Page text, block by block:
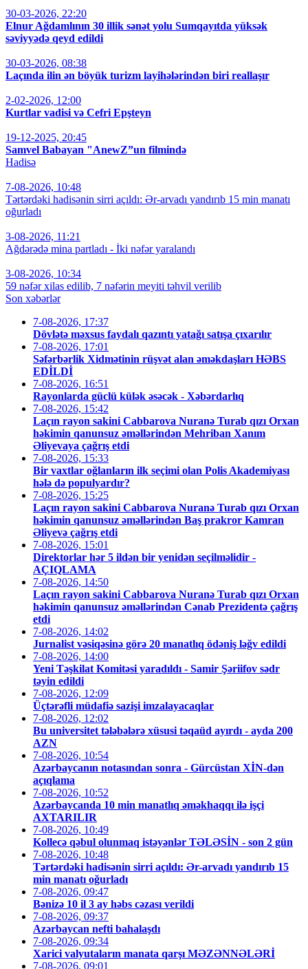
30-03-2026, 22:20
Elnur Ağdamlının 30 illik sənət yolu Sumqayıtda yüksək
səviyyədə qeyd edildi
30-03-2026, 08:38
Laçında ilin ən böyük turizm layihələrindən biri reallaşır
2-02-2026, 12:00
Kurtlar vadisi və Cefri Epşteyn
19-12-2025, 20:45
Samvel Babayan "AnewZ”un filmində
Hadisə
7-08-2026, 10:48
Tərtərdəki hadisənin sirri açıldı: Ər-arvadı yandırıb 15 min manatı
oğurladı
3-08-2026, 11:21
Ağdərədə mina partladı - İki nəfər yaralandı
3-08-2026, 10:34
59 nəfər xilas edilib, 7 nəfərin meyiti təhvil verilib
Son xəbərlər
7-08-2026, 17:37
Dövlətə məxsus faydalı qazıntı yatağı satışa çıxarılır
7-08-2026, 17:01
Səfərbərlik Xidmətinin rüşvət alan əməkdaşları HƏBS
EDİLDİ
7-08-2026, 16:51
Rayonlarda güclü külək əsəcək - Xəbərdarlıq
7-08-2026, 15:42
Laçın rayon sakini Cabbarova Nuranə Turab qızı Orxan
həkimin qanunsuz əməllərindən Mehriban Xanım
Əliyevaya çağrış etdi
7-08-2026, 15:33
Bir vaxtlar oğlanların ilk seçimi olan Polis Akademiyası
hələ də populyardır?
7-08-2026, 15:25
Laçın rayon sakini Cabbarova Nuranə Turab qızı Orxan
həkimin qanunsuz əməllərindən Baş prakror Kamran
Əliyevə çağrış etdi
7-08-2026, 15:01
Direktorlar hər 5 ildən bir yenidən seçilməlidir -
AÇIQLAMA
7-08-2026, 14:50
Laçın rayon sakini Cabbarova Nuranə Turab qızı Orxan
həkimin qanunsuz əməllərindən Cənab Prezidentə çağrış
etdi
7-08-2026, 14:02
Jurnalist vəsiqəsinə görə 20 manatlıq ödəniş ləğv edildi
7-08-2026, 14:00
Yeni Təşkilat Komitəsi yaradıldı - Samir Şəriifov sədr
təyin edildi
7-08-2026, 12:09
Üçtərəfli müdafiə sazişi imzalayacaqlar
7-08-2026, 12:02
Bu universitet tələbələrə xüsusi təqaüd ayırdı - ayda 200
AZN
7-08-2026, 10:54
Azərbaycanın notasından sonra - Gürcüstan XİN-dən
açıqlama
7-08-2026, 10:52
Azərbaycanda 10 min manatlıq əməkhaqqı ilə işçi
AXTARILIR
7-08-2026, 10:49
Kollecə qəbul olunmaq istəyənlər TƏLƏSİN - son 2 gün
7-08-2026, 10:48
Tərtərdəki hadisənin sirri açıldı: Ər-arvadı yandırıb 15
min manatı oğurladı
7-08-2026, 09:47
Bənizə 10 il 3 ay həbs cəzası verildi
7-08-2026, 09:37
Azərbaycan nefti bahalaşdı
7-08-2026, 09:34
Xarici valyutaların manata qarşı MƏZƏNNƏLƏRİ
7-08-2026, 09:01